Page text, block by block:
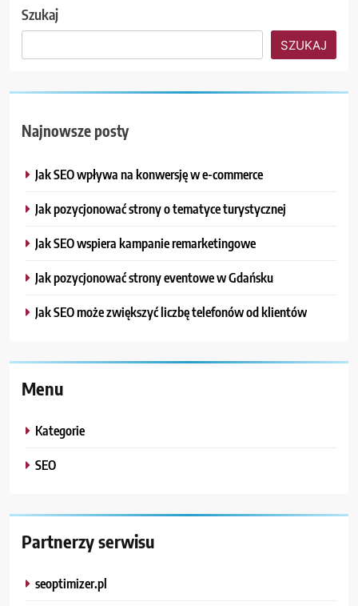
Szukaj
SZUKAJ
Najnowsze posty
Jak SEO wpływa na konwersję w e-commerce
Jak pozycjonować strony o tematyce turystycznej
Jak SEO wspiera kampanie remarketingowe
Jak pozycjonować strony eventowe w Gdańsku
Jak SEO może zwiększyć liczbę telefonów od klientów
Menu
Kategorie
SEO
Partnerzy serwisu
seoptimizer.pl